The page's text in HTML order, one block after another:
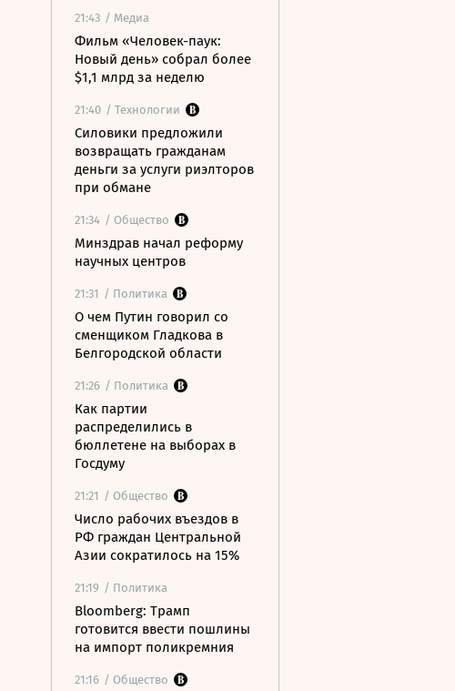
21:43 / Медиа
Фильм «Человек-паук:
Новый день» собрал более
$1,1 млрд за неделю
21:40 / Технологии
Силовики предложили
возвращать гражданам
деньги за услуги риэлторов
при обмане
21:34 / Общество
Минздрав начал реформу
научных центров
21:31 / Политика
О чем Путин говорил со
сменщиком Гладкова в
Белгородской области
21:26 / Политика
Как партии
распределились в
бюллетене на выборах в
Госдуму
21:21 / Общество
Число рабочих въездов в
РФ граждан Центральной
Азии сократилось на 15%
21:19 / Политика
Bloomberg: Трамп
готовится ввести пошлины
на импорт поликремния
21:16 / Общество